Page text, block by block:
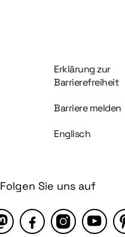
Information und
Erklärung zur
Barrierefreiheit
Barriere melden
Englisch
Folgen Sie uns auf